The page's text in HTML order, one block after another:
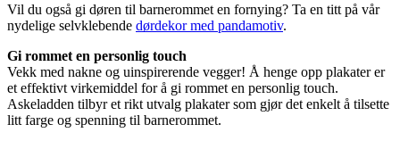
Vil du også gi døren til barnerommet en fornying? Ta en titt på vår
nydelige selvklebende dørdekor med pandamotiv.
Gi rommet en personlig touch
Vekk med nakne og uinspirerende vegger! Å henge opp plakater er
et effektivt virkemiddel for å gi rommet en personlig touch.
Askeladden tilbyr et rikt utvalg plakater som gjør det enkelt å tilsette
litt farge og spenning til barnerommet.